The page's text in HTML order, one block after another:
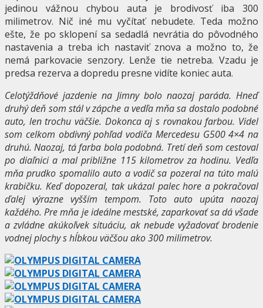
jedinou vážnou chybou auta je brodivosť iba 300
milimetrov. Nič iné mu vyčítať nebudete. Teda možno
ešte, že po sklopení sa sedadlá nevrátia do pôvodného
nastavenia a treba ich nastaviť znova a možno to, že
nemá parkovacie senzory. Lenže tie netreba. Vzadu je
predsa rezerva a dopredu presne vidíte koniec auta.
Celotýždňové jazdenie na Jimny bolo naozaj paráda. Hneď
druhý deň som stál v zápche a vedľa mňa sa dostalo podobné
auto, len trochu väčšie. Dokonca aj s rovnakou farbou. Videl
som celkom obdivný pohľad vodiča Mercedesu G500 4×4 na
druhú. Naozaj, tá farba bola podobná. Tretí deň som cestoval
po diaľnici a mal približne 115 kilometrov za hodinu. Vedľa
mňa prudko spomalilo auto a vodič sa pozeral na túto malú
krabičku. Keď dopozeral, tak ukázal palec hore a pokračoval
ďalej výrazne vyšším tempom. Toto auto upúta naozaj
každého. Pre mňa je ideálne mestské, zaparkovať sa dá všade
a zvládne akúkoľvek situáciu, ak nebude vyžadovať brodenie
vodnej plochy s hĺbkou väčšou ako 300 milimetrov.